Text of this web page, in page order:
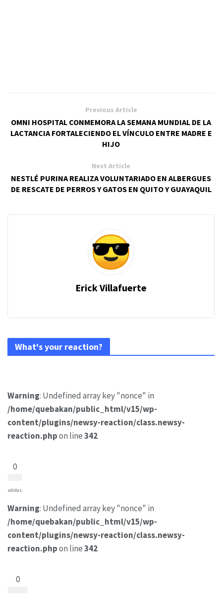
Previous Article
OMNI HOSPITAL CONMEMORA LA SEMANA MUNDIAL DE LA
LACTANCIA FORTALECIENDO EL VÍNCULO ENTRE MADRE E
HIJO
Next Article
NESTLÉ PURINA REALIZA VOLUNTARIADO EN ALBERGUES
DE RESCATE DE PERROS Y GATOS EN QUITO Y GUAYAQUIL
Erick Villafuerte
What's your reaction?
Warning: Undefined array key "nonce" in
/home/quebakan/public_html/v15/wp-
content/plugins/newsy-reaction/class.newsy-
reaction.phpon line342
0
adidas
Warning: Undefined array key "nonce" in
/home/quebakan/public_html/v15/wp-
content/plugins/newsy-reaction/class.newsy-
reaction.phpon line342
0